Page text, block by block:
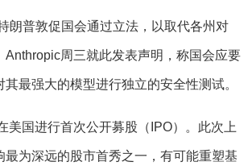
朗普敦促国会通过立法，以取代各州对
Anthropic周三就此发表声明，称国会应要
最强大的模型进行独立的安全性测试。
美国进行首次公开募股（IPO）。此次上
最为深远的股市首秀之一，有可能重塑基